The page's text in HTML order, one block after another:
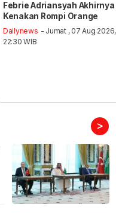
Febrie Adriansyah Akhirnya
Kenakan Rompi Orange
Dailynews - Jumat , 07 Aug 2026,
22:30 WIB
>